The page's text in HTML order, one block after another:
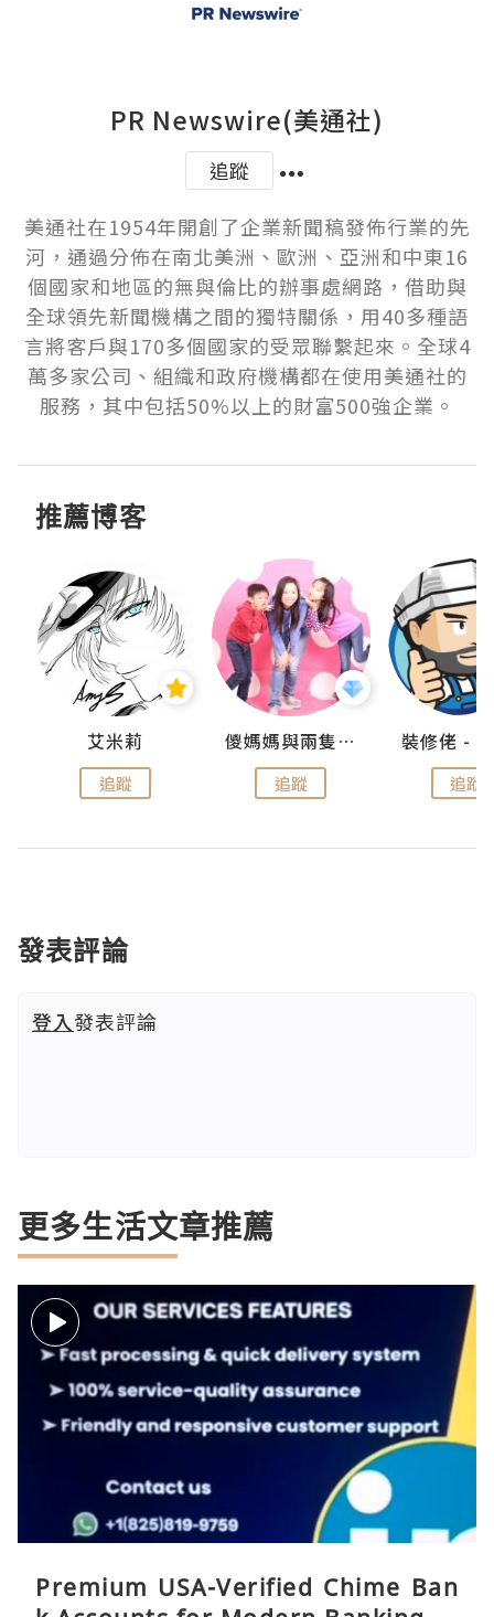
PR Newswire(美通社)
追蹤
美通社在1954年開創了企業新聞稿發佈行業的先
河，通過分佈在南北美洲、歐洲、亞洲和中東16
個國家和地區的無與倫比的辦事處網路，借助與
全球領先新聞機構之間的獨特關係，用40多種語
言將客戶與170多個國家的受眾聯繫起來。全球4
萬多家公司、組織和政府機構都在使用美通社的
服務，其中包括50%以上的財富500強企業。
推薦博客
艾米莉
追蹤
儍媽媽與兩隻小魔怪之家
追蹤 追蹤
發表評論
登入發表評論
更多生活文章推薦
Premium USA-Verified Chime Ban